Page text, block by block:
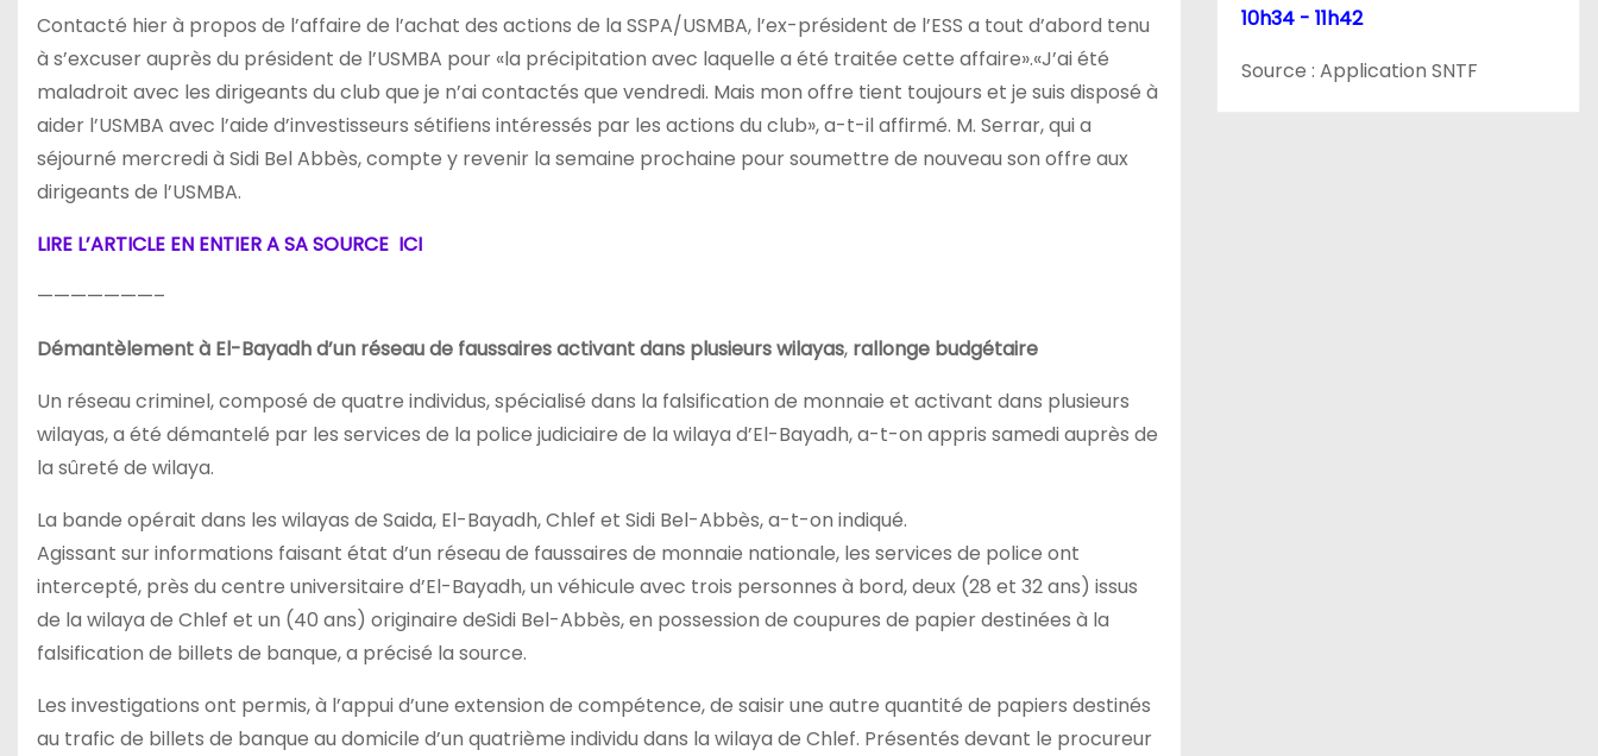
Contacté hier à propos de l’affaire de l’achat des actions de la SSPA/USMBA, l’ex-président de l’ESS a tout d’abord tenu
à s’excuser auprès du président de l’USMBA pour «la précipitation avec laquelle a été traitée cette affaire».«J’ai été
maladroit avec les dirigeants du club que je n’ai contactés que vendredi. Mais mon offre tient toujours et je suis disposé à
aider l’USMBA avec l’aide d’investisseurs sétifiens intéressés par les actions du club», a-t-il affirmé. M. Serrar, qui a
séjourné mercredi à Sidi Bel Abbès, compte y revenir la semaine prochaine pour soumettre de nouveau son offre aux
dirigeants de l’USMBA.
LIRE L’ARTICLE EN ENTIER A SA SOURCE ICI
———————–
Démantèlement à El-Bayadh d’un réseau de faussaires activant dans plusieurs wilayas, rallonge budgétaire
Un réseau criminel, composé de quatre individus, spécialisé dans la falsification de monnaie et activant dans plusieurs
wilayas, a été démantelé par les services de la police judiciaire de la wilaya d’El-Bayadh, a-t-on appris samedi auprès de
la sûreté de wilaya.
La bande opérait dans les wilayas de Saida, El-Bayadh, Chlef et Sidi Bel-Abbès, a-t-on indiqué.
Agissant sur informations faisant état d’un réseau de faussaires de monnaie nationale, les services de police ont
intercepté, près du centre universitaire d’El-Bayadh, un véhicule avec trois personnes à bord, deux (28 et 32 ans) issus
de la wilaya de Chlef et un (40 ans) originaire deSidi Bel-Abbès, en possession de coupures de papier destinées à la
falsification de billets de banque, a précisé la source.
Les investigations ont permis, à l’appui d’une extension de compétence, de saisir une autre quantité de papiers destinés
au trafic de billets de banque au domicile d’un quatrième individu dans la wilaya de Chlef. Présentés devant le procureur
10h34 - 11h42
Source : Application SNTF